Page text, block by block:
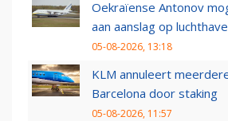
Oekraïense Antonov
aan aanslag op
05-08-2026, 13:18
KLM annuleert
Barcelona door staking
05-08-2026, 11:57